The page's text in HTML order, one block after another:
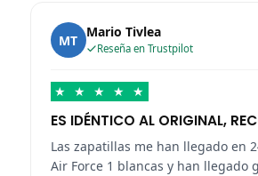
MT Mario Tivlea
Reseña en Trustpilot
★ ★ ★ ★ ★
ES IDÉNTICO AL ORIGINAL,
Las zapatillas me han llegado en
Air Force 1 blancas y han llegado